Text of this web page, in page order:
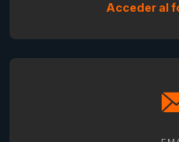
Acceder al